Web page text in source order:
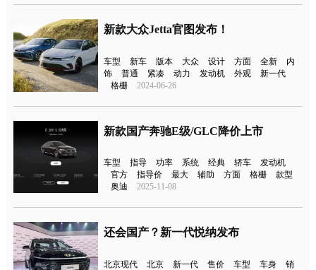
新款大众Jetta官图发布！
车型 新车 版本 大众 设计 方面 全新
内
饰
普通 紧凑 动力 发动机 外观
新一代
格栅
2024-06-26
新款国产奔驰E级/GLC降价上市
车型 指导 功率 系统 经典 轿车
发动机
官方
指导价 最大 辅助 方面 格栅
款型
奥迪
2025-11-08
还会国产？新一代悦纳发布
北京现代 北京 新一代 售价 车型 车身
销